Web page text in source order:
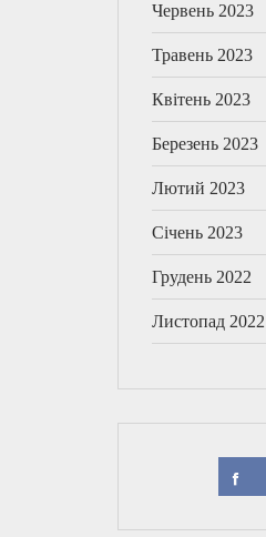
Червень 2023
Травень 2023
Квітень 2023
Березень 2023
Лютий 2023
Січень 2023
Грудень 2022
Листопад 2022